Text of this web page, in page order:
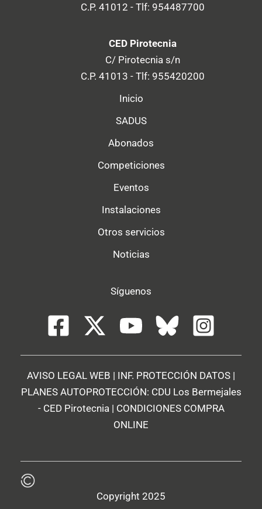
C.P. 41012 - Tlf: 954487700
CED Pirotecnia
C/ Pirotecnia s/n
C.P. 41013 - Tlf: 955420200
Inicio
SADUS
Abonados
Competiciones
Eventos
Instalaciones
Otros servicios
Noticias
Síguenos
AVISO LEGAL WEB | INF. PROTECCIÓN DATOS |
PLANES AUTOPROTECCIÓN: CDU Los Bermejales
- CED Pirotecnia | CONDICIONES COMPRA
ONLINE
Copyright 2025